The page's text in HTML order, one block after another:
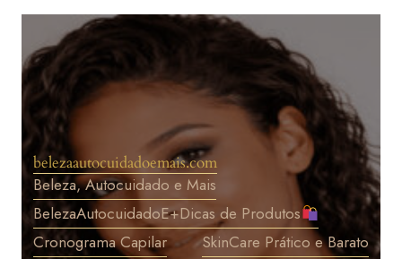
Pular
conteúdo
belezaautocuidadoemais.com
Beleza, Autocuidado e Mais
BelezaAutocuidadoE+Dicas de Produtos
Cronograma Capilar
SkinCare Prático e Barato